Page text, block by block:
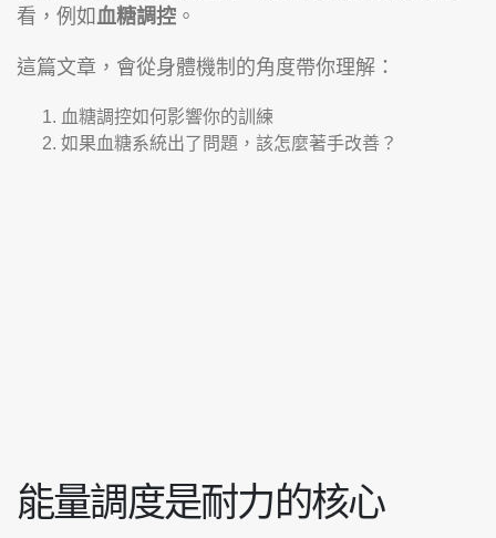
看，例如血糖調控 。
這篇文章，會從身體機制的角度帶你理解：
血糖調控如何影響你的訓練
如果血糖系統出了問題，該怎麼著手改善？
能量調度是耐力的核心